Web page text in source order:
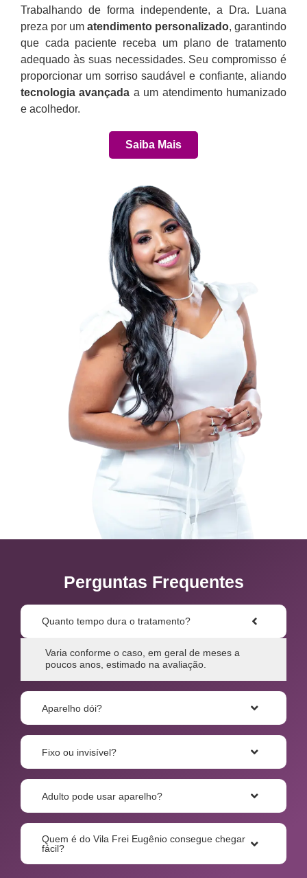
Trabalhando de forma independente, a Dra. Luana
preza por um atendimento personalizado, garantindo
que cada paciente receba um plano de tratamento
adequado às suas necessidades. Seu compromisso é
proporcionar um sorriso saudável e confiante, aliando
tecnologia avançada a um atendimento humanizado
e acolhedor.
Saiba Mais
Perguntas Frequentes
Quanto tempo dura o tratamento?
Varia conforme o caso, em geral de meses a
poucos anos, estimado na avaliação.
Aparelho dói?
Fixo ou invisível?
Adulto pode usar aparelho?
Quem é do Vila Frei Eugênio consegue chegar
fácil?